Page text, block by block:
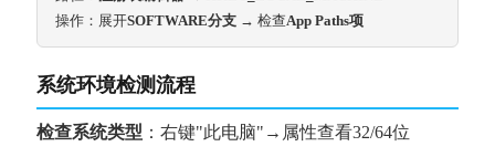
操作：展开SOFTWARE分支 → 检查App Paths项
系统环境检测流程
检查系统类型 ：右键"此电脑"→属性查看32/64位